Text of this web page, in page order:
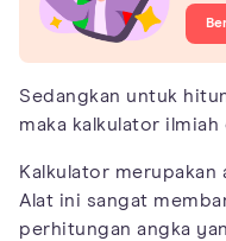
Sedangkan untuk
maka kalkulator ilmiah
Kalkulator
Alat ini sangat
perhitungan angka